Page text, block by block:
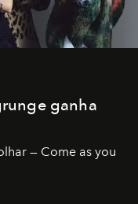
ganha
— Come as you